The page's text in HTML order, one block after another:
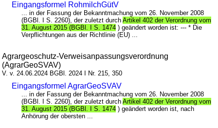
Eingangsformel RohmilchGütV
... in der Fassung der Bekanntmachung vom 26. November 2008
(BGBl. I S. 2260), der zuletzt durchArtikel 402 der Verordnung vom
31. August 2015 (BGBl. I S. 1474 ) geändert worden ist: --- * Die
Verpflichtungen aus der Richtlinie (EU) ...
Agrargeoschutz-Verweisanpassungsverordnung
(AgrarGeoSVAV)
V. v. 24.06.2024 BGBl. 2024 I Nr. 215, 350
Eingangsformel AgrarGeoSVAV
... in der Fassung der Bekanntmachung vom 26. November 2008
(BGBl. I S. 2260), der zuletzt durchArtikel 402 der Verordnung vom
31. August 2015 (BGBl. I S. 1474 ) geändert worden ist, nach
Anhörung der obersten ...